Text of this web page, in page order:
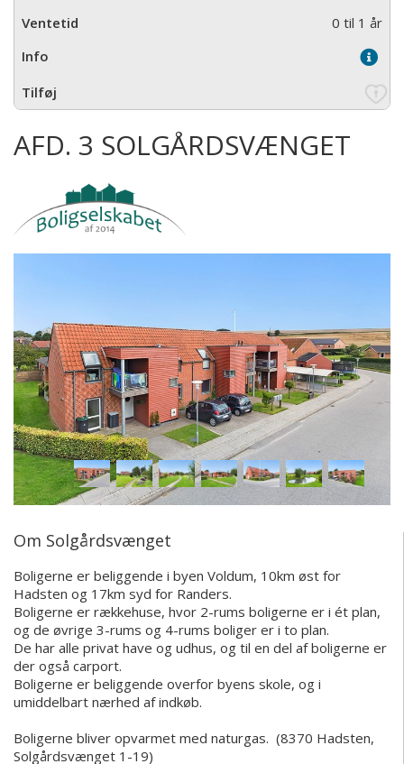
0 til 1 år
AFD. 3 SOLGÅRDSVÆNGET
Om Solgårdsvænget
Boligerne er beliggende i byen Voldum, 10km øst for
Hadsten og 17km syd for Randers.
Boligerne er rækkehuse, hvor 2-rums boligerne er i ét plan,
og de øvrige 3-rums og 4-rums boliger er i to plan.
De har alle privat have og udhus, og til en del af boligerne er
der også carport.
Boligerne er beliggende overfor byens skole, og i
umiddelbart nærhed af indkøb.
Boligerne bliver opvarmet med naturgas. (8370 Hadsten,
Solgårdsvænget 1-19)